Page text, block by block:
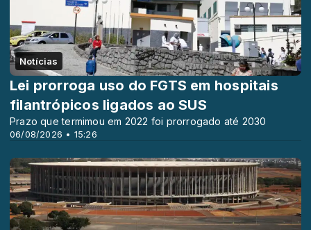
Notícias
06/08/2026 • 15:26
Lei prorroga uso do FGTS em hospitais
filantrópicos ligados ao SUS
Prazo que termimou em 2022 foi prorrogado até 2030